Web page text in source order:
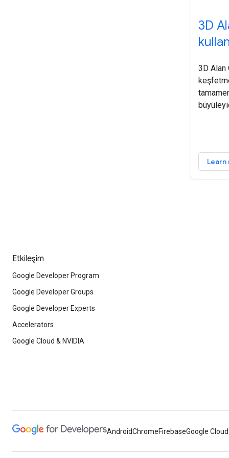
3D
3D Alan
Learn
Etkileşim
Google Developer Program
Google Developer Groups
Google Developer Experts
Accelerators
Google Cloud & NVIDIA
AndroidChromeFirebaseGoogle